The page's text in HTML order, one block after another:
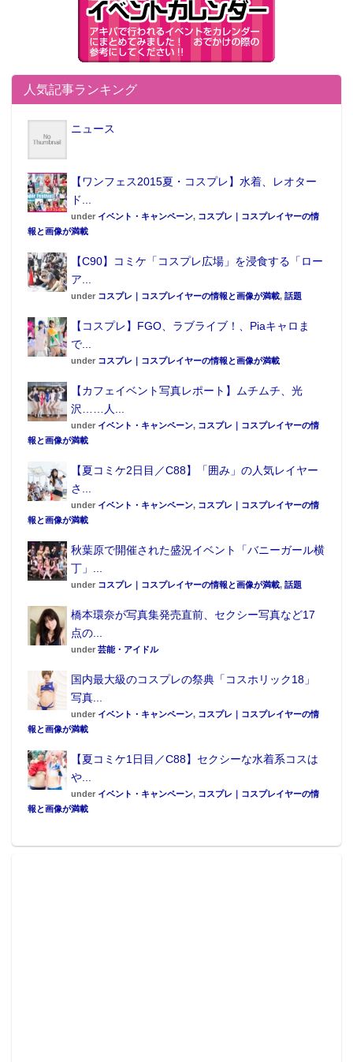
人気記事ランキング
ニュース
【ワンフェス2015夏・コスプレ】水着、レオター
ド...
under イベント・キャンペーン, コスプレ｜コスプレイヤーの情
報と画像が満載
【C90】コミケ「コスプレ広場」を浸食する「ロー
ア...
under コスプレ｜コスプレイヤーの情報と画像が満載, 話題
【コスプレ】FGO、ラブライブ！、Piaキャロま
で...
under コスプレ｜コスプレイヤーの情報と画像が満載
【カフェイベント写真レポート】ムチムチ、光
沢……人...
under イベント・キャンペーン, コスプレ｜コスプレイヤーの情
報と画像が満載
【夏コミケ2日目／C88】「囲み」の人気レイヤー
さ...
under イベント・キャンペーン, コスプレ｜コスプレイヤーの情
報と画像が満載
秋葉原で開催された盛況イベント「バニーガール横
丁」...
under コスプレ｜コスプレイヤーの情報と画像が満載, 話題
橋本環奈が写真集発売直前、セクシー写真など17
点の...
under 芸能・アイドル
国内最大級のコスプレの祭典「コスホリック18」
写真...
under イベント・キャンペーン, コスプレ｜コスプレイヤーの情
報と画像が満載
【夏コミケ1日目／C88】セクシーな水着系コスは
や...
under イベント・キャンペーン, コスプレ｜コスプレイヤーの情
報と画像が満載